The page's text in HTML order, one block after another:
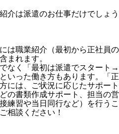
介は派遣のお仕事だけでしょう
は職業紹介（最初から正社員の
まれます。
なく「最初は派遣でスタート→
いった働き方もあります。「正
には、ご状況に応じたサポート
の書類作成サポート、担当の営
練習や当日同行など）を行うこ
相談ください！